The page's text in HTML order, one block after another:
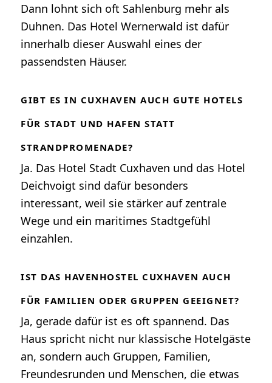
Dann lohnt sich oft Sahlenburg mehr als
Duhnen. Das Hotel Wernerwald ist dafür
innerhalb dieser Auswahl eines der
passendsten Häuser.
GIBT ES IN CUXHAVEN AUCH GUTE HOTELS
FÜR STADT UND HAFEN STATT
STRANDPROMENADE?
Ja. Das Hotel Stadt Cuxhaven und das Hotel
Deichvoigt sind dafür besonders
interessant, weil sie stärker auf zentrale
Wege und ein maritimes Stadtgefühl
einzahlen.
IST DAS HAVENHOSTEL CUXHAVEN AUCH
FÜR FAMILIEN ODER GRUPPEN GEEIGNET?
Ja, gerade dafür ist es oft spannend. Das
Haus spricht nicht nur klassische Hotelgäste
an, sondern auch Gruppen, Familien,
Freundesrunden und Menschen, die etwas